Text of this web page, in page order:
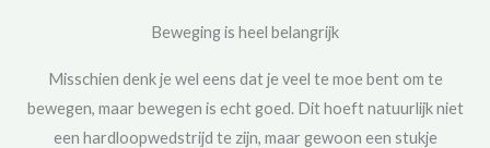
Beweging is heel belangrijk
Misschien denk je wel eens dat je veel te moe bent om te
bewegen, maar bewegen is echt goed. Dit hoeft natuurlijk niet
een hardloopwedstrijd te zijn, maar gewoon een stukje